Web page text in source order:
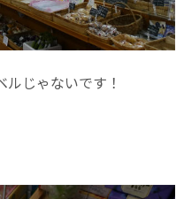
じゃないです！